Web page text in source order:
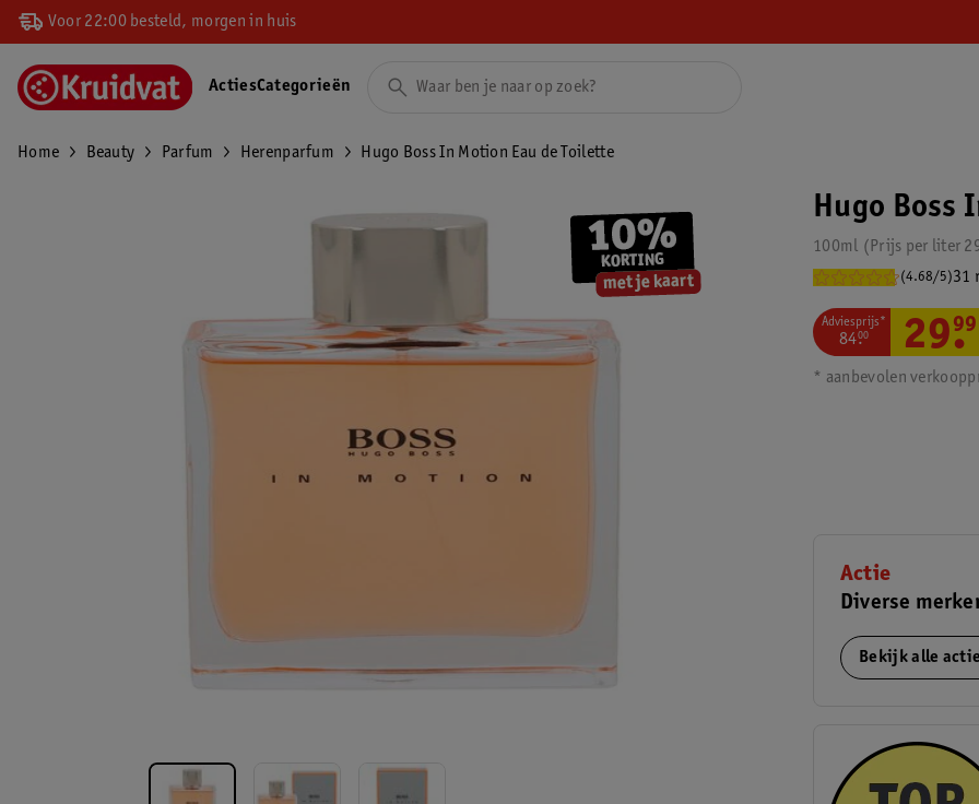
Voor 22:00 besteld, morgen in huis
ActiesCategorieën
Home Beauty Parfum Herenparfum Hugo Boss In Motion Eau de Toilette
Hugo Boss
100ml Prijs per liter
(4.68/5)31
Adviesprijs*
84.
00 29.
99
* aanbevolen
Actie
Diverse
Bekijk alle